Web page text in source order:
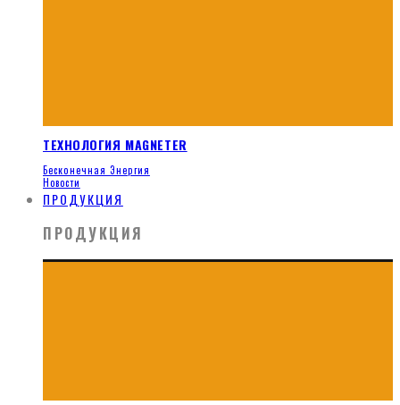
ТЕХНОЛОГИЯ MAGNETER
Бесконечная Энергия
Новости
ПРОДУКЦИЯ
ПРОДУКЦИЯ